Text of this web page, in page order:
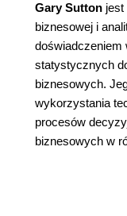
Gary Sutton jest
biznesowej i
doświadczeniem
statystycznych
biznesowych.
wykorzystania
procesów
biznesowych w